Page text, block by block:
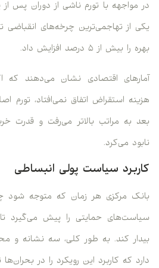
در مواجهه با تورم ناشی از دوران پس از
یکی از تهاجمی‌ترین چرخه‌های انقباضی
بهره را بیش از ۵ درصد افزایش داد.
آمارهای اقتصادی نشان می‌دهند که
بعد به مراتب بالاتر می‌رفت و قدرت
نابود می‌کرد.
کاربرد سیاست پولی انبساطی
بانک مرکزی هر زمان که متوجه شود
سیاست‌های حمایتی را پیش می‌گیرد تا
بیدار کند. به طور کلی، سه نشانه و
دارد که کاربرد این رویکرد را در